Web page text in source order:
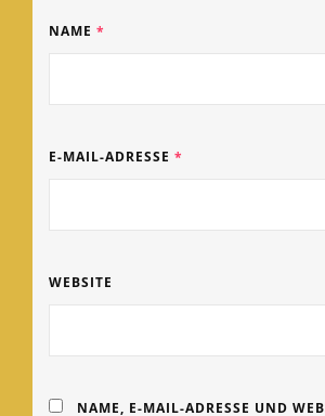
NAME *
E-MAIL-ADRESSE *
WEBSITE
NAME, E-MAIL-ADRESSE UND